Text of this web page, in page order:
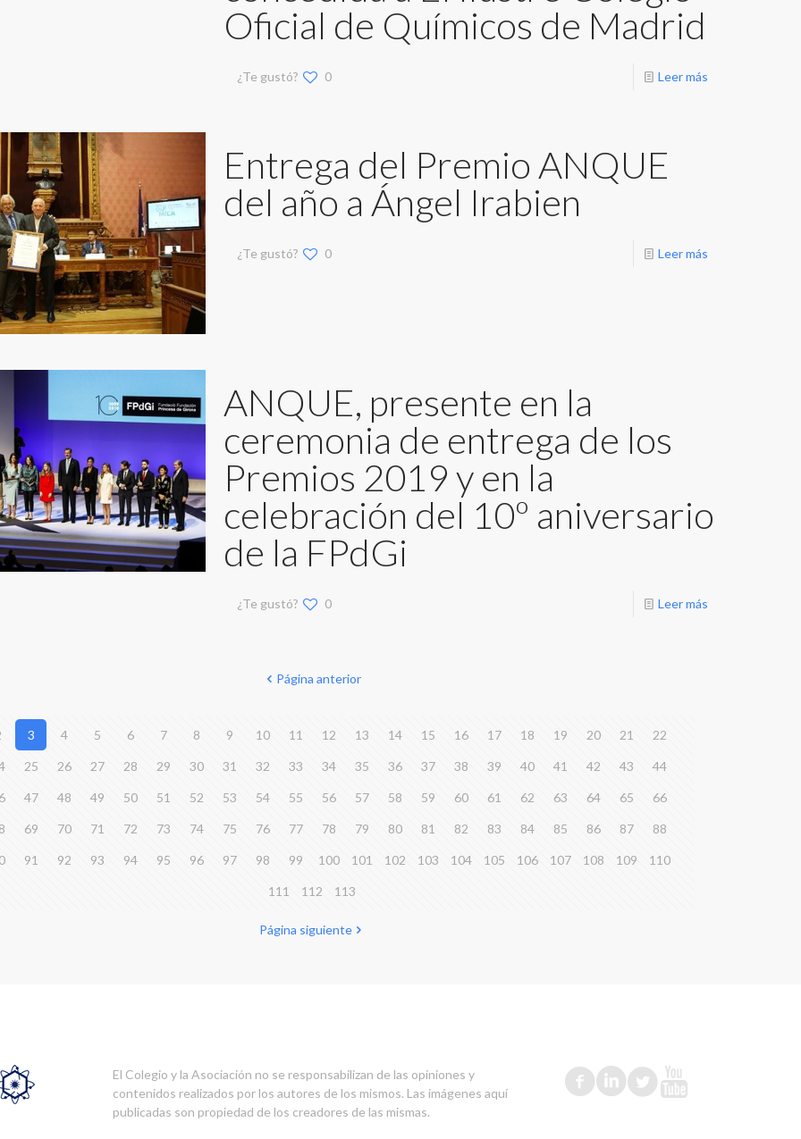
Oficial de Químicos de Madrid
¿Te gustó? 0 Leer más
Entrega del Premio ANQUE
del año a Ángel Irabien
¿Te gustó? 0 Leer más
ANQUE, presente en la
ceremonia de entrega de los
Premios 2019 y en la
celebración del 10º aniversario
de la FPdGi
¿Te gustó? 0 Leer más
Página anterior
3 4 5 6 7 8 9 10 11 12 13 14 15 16 17 18 19 20 21 22
25 26 27 28 29 30 31 32 33 34 35 36 37 38 39 40 41 42 43 44
47 48 49 50 51 52 53 54 55 56 57 58 59 60 61 62 63 64 65 66
69 70 71 72 73 74 75 76 77 78 79 80 81 82 83 84 85 86 87 88
91 92 93 94 95 96 97 98 99 100 101 102 103 104 105 106 107 108 109 110
111 112 113
Página siguiente
El Colegio y la Asociación no se responsabilizan de las opiniones y
contenidos realizados por los autores de los mismos. Las imágenes aquí
publicadas son propiedad de los creadores de las mismas.